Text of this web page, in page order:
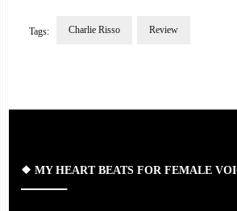
Tags: Charlie Risso Review
Navigation
❖ MY HEART BEATS FOR FEMALE